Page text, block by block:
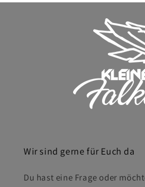
Wir sind gerne für Euch da
Du hast eine Frage oder